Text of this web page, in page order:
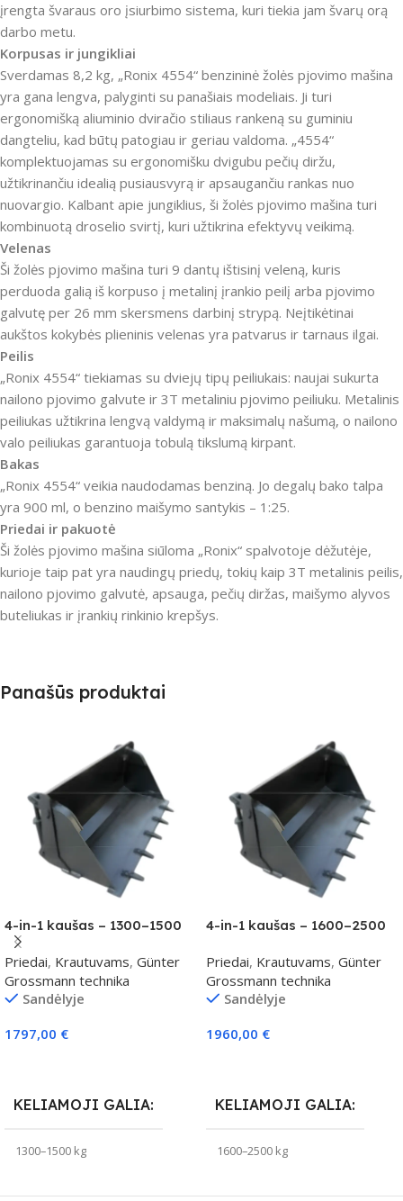
įrengta švaraus oro įsiurbimo sistema, kuri tiekia jam švarų orą
darbo metu.
Korpusas ir jungikliai
Sverdamas 8,2 kg, „Ronix 4554“ benzininė žolės pjovimo mašina
yra gana lengva, palyginti su panašiais modeliais. Ji turi
ergonomišką aliuminio dviračio stiliaus rankeną su guminiu
dangteliu, kad būtų patogiau ir geriau valdoma. „4554“
komplektuojamas su ergonomišku dvigubu pečių diržu,
užtikrinančiu idealią pusiausvyrą ir apsaugančiu rankas nuo
nuovargio. Kalbant apie jungiklius, ši žolės pjovimo mašina turi
kombinuotą droselio svirtį, kuri užtikrina efektyvų veikimą.
Velenas
Ši žolės pjovimo mašina turi 9 dantų ištisinį veleną, kuris
perduoda galią iš korpuso į metalinį įrankio peilį arba pjovimo
galvutę per 26 mm skersmens darbinį strypą. Neįtikėtinai
aukštos kokybės plieninis velenas yra patvarus ir tarnaus ilgai.
Peilis
„Ronix 4554“ tiekiamas su dviejų tipų peiliukais: naujai sukurta
nailono pjovimo galvute ir 3T metaliniu pjovimo peiliuku. Metalinis
peiliukas užtikrina lengvą valdymą ir maksimalų našumą, o nailono
valo peiliukas garantuoja tobulą tikslumą kirpant.
Bakas
„Ronix 4554“ veikia naudodamas benziną. Jo degalų bako talpa
yra 900 ml, o benzino maišymo santykis – 1:25.
Priedai ir pakuotė
Ši žolės pjovimo mašina siūloma „Ronix“ spalvotoje dėžutėje,
kurioje taip pat yra naudingų priedų, tokių kaip 3T metalinis peilis,
nailono pjovimo galvutė, apsauga, pečių diržas, maišymo alyvos
buteliukas ir įrankių rinkinio krepšys.
Panašūs produktai
4-in-1 kaušas – 1300–1500
kg klasei
Priedai, Krautuvams, Günter
Grossmann technika
Sandėlyje
1797,00 €
KELIAMOJI GALIA
1300–1500 kg
4-in-1 kaušas – 1600–2500
Priedai, Krautuvams, Günter
Grossmann technika
Sandėlyje
1960,00 €
KELIAMOJI GALIA
1600–2500 kg